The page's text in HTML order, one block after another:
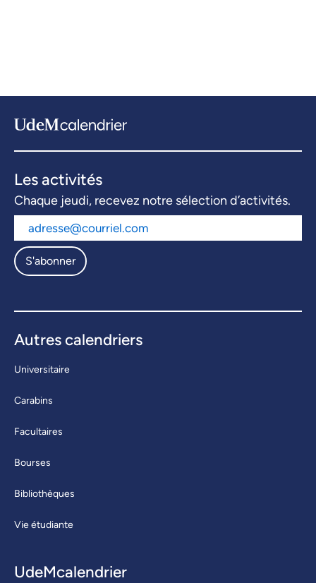
Les activités
Chaque jeudi, recevez notre sélection d’activités.
S'abonner
Autres calendriers
Universitaire
Carabins
Facultaires
Bourses
Bibliothèques
Vie étudiante
UdeMcalendrier